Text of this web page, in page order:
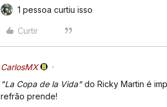
1 pessoa curtiu isso
Curtir
CarlosMX
"La Copa de la Vida"do Ricky Martin é
refrão prende!